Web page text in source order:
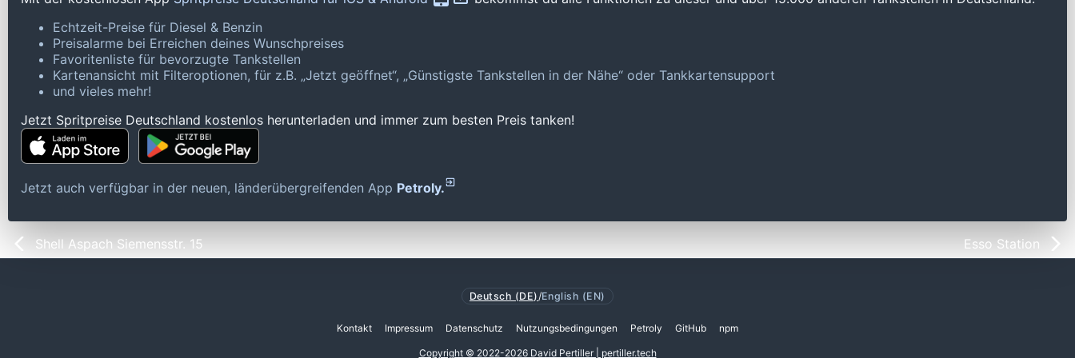
Echtzeit-Preise für Diesel & Benzin
Preisalarme bei Erreichen deines Wunschpreises
Favoritenliste für bevorzugte Tankstellen
Kartenansicht mit Filteroptionen, für z.B. „Jetzt geöffnet“, „Günstigste Tankstellen in der Nähe“ oder Tankkartensupport
und vieles mehr!
Jetzt Spritpreise Deutschland kostenlos herunterladen und immer zum besten Preis tanken!
Jetzt auch verfügbar in der neuen, länderübergreifenden App Petroly.
Shell Aspach Siemensstr. 15 Esso Station
Deutsch (DE) /English (EN)
Kontakt Impressum Datenschutz Nutzungsbedingungen Petroly GitHub npm
Copyright © 2022-2026 David Pertiller | pertiller.tech